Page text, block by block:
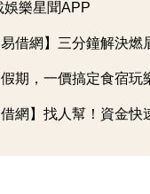
娛樂星聞APP
借網】三分鐘解決燃
期，一價搞定食宿玩
網】找人幫！資金快